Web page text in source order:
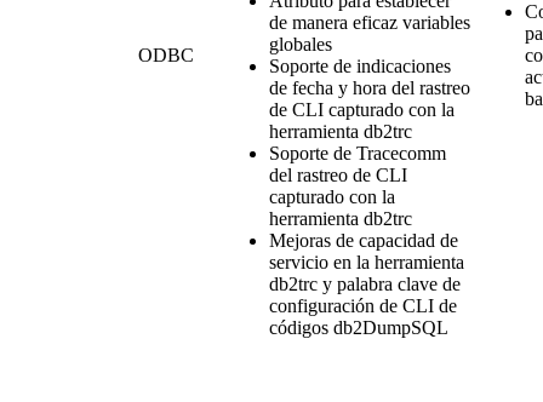
ODBC
de manera eficaz variables
globales
Soporte de indicaciones
de fecha y hora del rastreo
de CLI capturado con la
herramienta db2trc
Soporte de Tracecomm
del rastreo de CLI
capturado con la
herramienta db2trc
Mejoras de capacidad de
servicio en la herramienta
db2trc y palabra clave de
configuración de CLI de
códigos db2DumpSQL